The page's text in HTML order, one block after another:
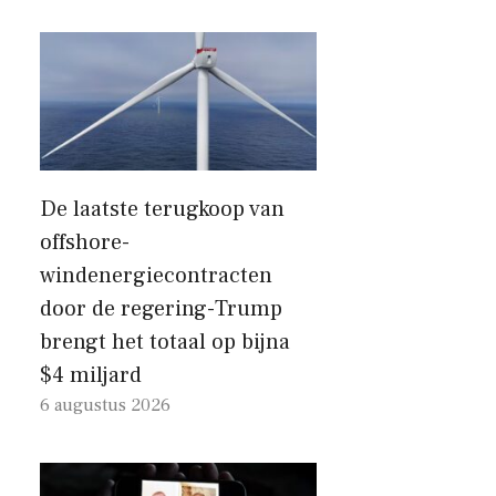
De laatste terugkoop van
offshore-
windenergiecontracten
door de regering-Trump
brengt het totaal op bijna
$4 miljard
6 augustus 2026